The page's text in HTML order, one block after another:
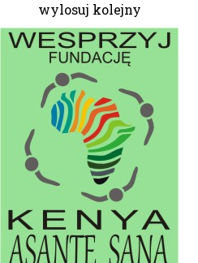
wylosuj kolejny